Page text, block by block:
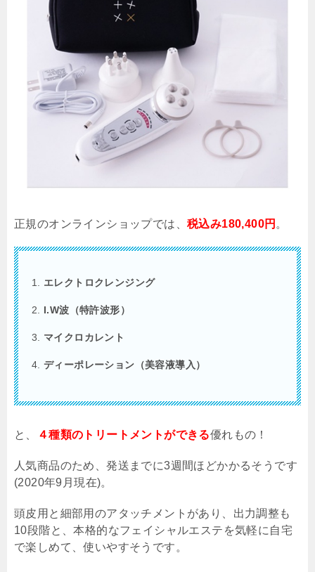
正規のオンラインショップでは、 税込み180,400円 。
エレクトロクレンジング
I.W波（特許波形）
マイクロカレント
ディーポレーション（美容液導入）
と、 ４種類のトリートメントができる優れもの！
人気商品のため、発送までに3週間ほどかかるそうです
(2020年9 月現在)。
頭皮用と細部用のアタッチメントがあり、出力調整も
10段階と、本格的なフェイシャルエステを気軽に自宅
で楽しめて、使いやすそうです。